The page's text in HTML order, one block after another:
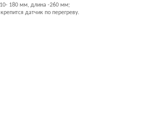
180 мм, длина -260 мм;
датчик по перегреву.